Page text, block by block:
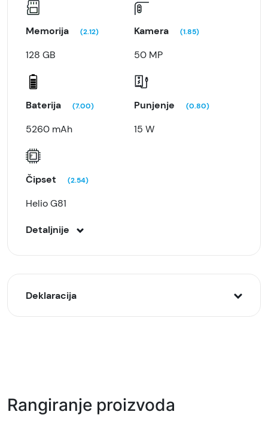
Memorija (2.12)
128 GB
Kamera (1.85)
50 MP
Baterija (7.00)
5260 mAh
Punjenje (0.80)
15 W
Čipset (2.54)
Helio G81
Detaljnije
Deklaracija
Rangiranje proizvoda